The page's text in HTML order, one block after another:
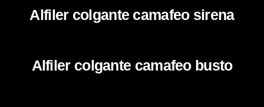
Alfiler colgante camafeo sirena
Alfiler colgante camafeo busto